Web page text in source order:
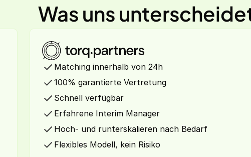
Was uns
Matching innerhalb von 24h
100% garantierte Vertretung
Schnell verfügbar
Erfahrene Interim Manager
Hoch- und runterskalieren nach Bedarf
Flexibles Modell, kein Risiko